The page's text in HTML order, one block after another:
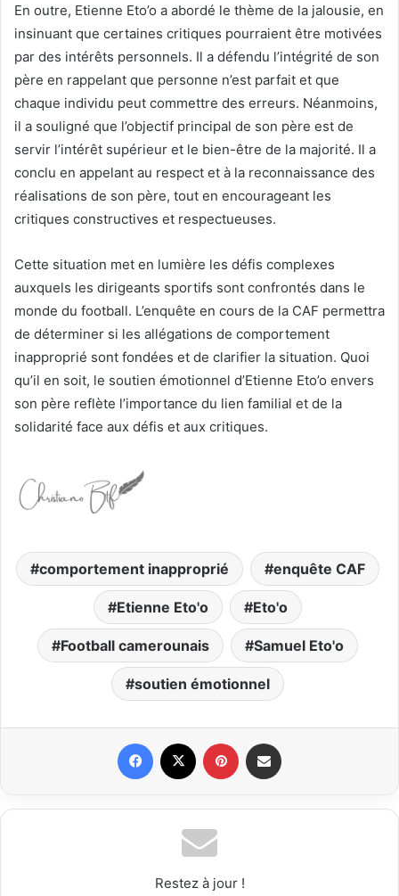
En outre, Etienne Eto’o a abordé le thème de la jalousie, en
insinuant que certaines critiques pourraient être motivées
par des intérêts personnels. Il a défendu l’intégrité de son
père en rappelant que personne n’est parfait et que
chaque individu peut commettre des erreurs. Néanmoins,
il a souligné que l’objectif principal de son père est de
servir l’intérêt supérieur et le bien-être de la majorité. Il a
conclu en appelant au respect et à la reconnaissance des
réalisations de son père, tout en encourageant les
critiques constructives et respectueuses.
Cette situation met en lumière les défis complexes
auxquels les dirigeants sportifs sont confrontés dans le
monde du football. L’enquête en cours de la CAF permettra
de déterminer si les allégations de comportement
inapproprié sont fondées et de clarifier la situation. Quoi
qu’il en soit, le soutien émotionnel d’Etienne Eto’o envers
son père reflète l’importance du lien familial et de la
solidarité face aux défis et aux critiques.
comportement inapproprié enquête CAF
Etienne Eto'o Eto'o
Football camerounais Samuel Eto'o
soutien émotionnel
Restez à jour !